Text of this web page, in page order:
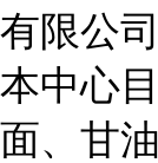
有限公
本中心
面、甘